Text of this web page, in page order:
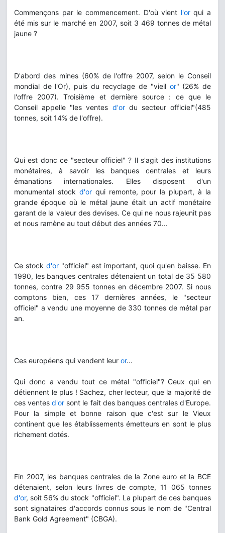
Commençons par le commencement. D'où vient l'orqui a
été mis sur le marché en 2007, soit 3 469 tonnes de métal
jaune ?
D'abord des mines (60% de l'offre 2007, selon le Conseil
mondial de l'Or), puis du recyclage de "vieil or" (26% de
l'offre 2007). Troisième et dernière source : ce que le
Conseil appelle "les ventes d'ordu secteur officiel"(485
tonnes, soit 14% de l'offre).
Qui est donc ce "secteur officiel" ? Il s'agit des institutions
monétaires, à savoir les banques centrales et leurs
émanations internationales. Elles disposent d'un
monumental stock d'orqui remonte, pour la plupart, à la
grande époque où le métal jaune était un actif monétaire
garant de la valeur des devises. Ce qui ne nous rajeunit pas
et nous ramène au tout début des années 70...
Ce stock d'or "officiel" est important, quoi qu'en baisse. En
1990, les banques centrales détenaient un total de 35 580
tonnes, contre 29 955 tonnes en décembre 2007. Si nous
comptons bien, ces 17 dernières années, le "secteur
officiel" a vendu une moyenne de 330 tonnes de métal par
an.
Ces européens qui vendent leur or...
Qui donc a vendu tout ce métal "officiel"? Ceux qui en
détiennent le plus ! Sachez, cher lecteur, que la majorité de
ces ventesd'or sont le fait des banques centrales d'Europe.
Pour la simple et bonne raison que c'est sur le Vieux
continent que les établissements émetteurs en sont le plus
richement dotés.
Fin 2007, les banques centrales de la Zone euro et la BCE
détenaient, selon leurs livres de compte, 11 065 tonnes
d'or, soit 56% du stock "officiel". La plupart de ces banques
sont signataires d'accords connus sous le nom de "Central
Bank Gold Agreement" (CBGA).